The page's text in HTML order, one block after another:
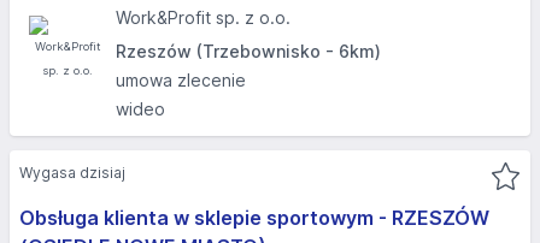
Work&Profit sp. z o.o.
Rzeszów (Trzebownisko - 6km)
umowa zlecenie
wideo
Obsługa klienta w sklepie sportowym - RZESZÓW
Wygasa dzisiaj